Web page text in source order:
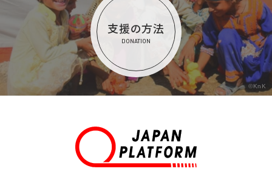
支援の方法
DONATION
©KnK